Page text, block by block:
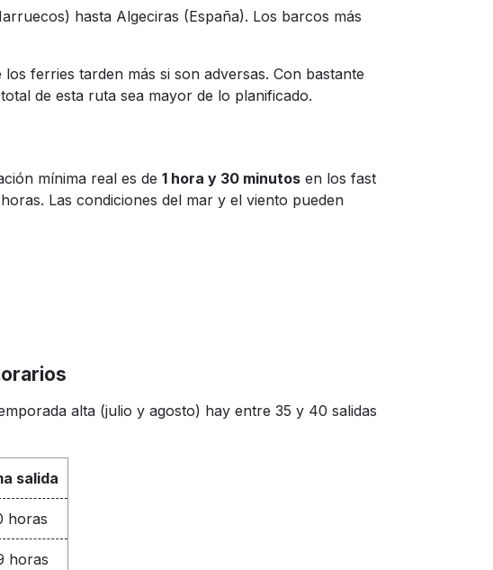
hasta Algeciras (España). Los barcos más
ferries tarden más si son adversas. Con bastante
de esta ruta sea mayor de lo planificado.
mínima real es de 1 hora y 30 minutos en los fast
Las condiciones del mar y el viento pueden
alta (julio y agosto) hay entre 35 y 40 salidas
salida
horas
horas